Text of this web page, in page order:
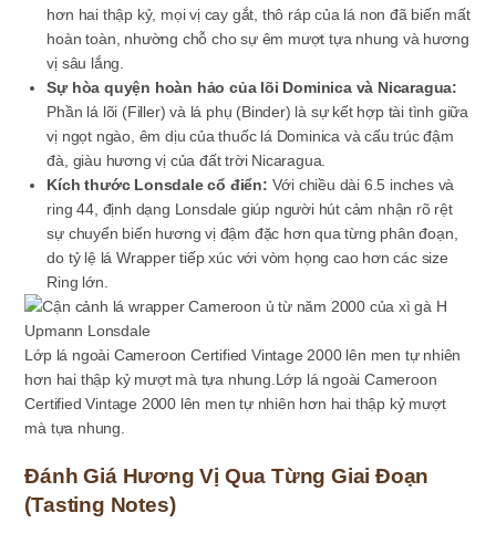
hơn hai thập kỷ, mọi vị cay gắt, thô ráp của lá non đã biến mất
hoàn toàn, nhường chỗ cho sự êm mượt tựa nhung và hương
vị sâu lắng.
Sự hòa quyện hoàn hảo của lõi Dominica và Nicaragua:
Phần lá lõi (Filler) và lá phụ (Binder) là sự kết hợp tài tình giữa
vị ngọt ngào, êm dịu của thuốc lá Dominica và cấu trúc đậm
đà, giàu hương vị của đất trời Nicaragua.
Kích thước Lonsdale cổ điển: Với chiều dài 6.5 inches và
ring 44, định dạng Lonsdale giúp người hút cảm nhận rõ rệt
sự chuyển biến hương vị đậm đặc hơn qua từng phân đoạn,
do tỷ lệ lá Wrapper tiếp xúc với vòm họng cao hơn các size
Ring lớn.
Lớp lá ngoài Cameroon Certified Vintage 2000 lên men tự nhiên
hơn hai thập kỷ mượt mà tựa nhung.Lớp lá ngoài Cameroon
Certified Vintage 2000 lên men tự nhiên hơn hai thập kỷ mượt
mà tựa nhung.
Đánh Giá Hương Vị Qua Từng Giai Đoạn
(Tasting Notes)